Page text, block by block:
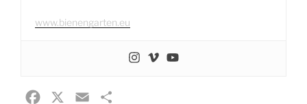
www.bienengarten.eu